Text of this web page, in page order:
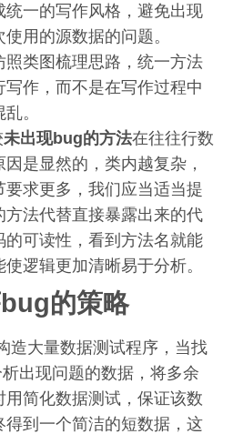
统一的写作风格，避免出现
用的源数据的问题。
类图梳理思路，统一方法
作，而不是在写作过程中
。
未出现bug的方法在往往行数
是显然的，类内越复杂，
求更多，我们应当适当提
法代替直接暴露出来的代
可读性，看到方法名就能
逻辑更加清晰易于分析。
的策略
造大量数据测试程序，当找
出现问题的数据，将多余
简化数据测试，保证该数
到一个简洁的短数据，这